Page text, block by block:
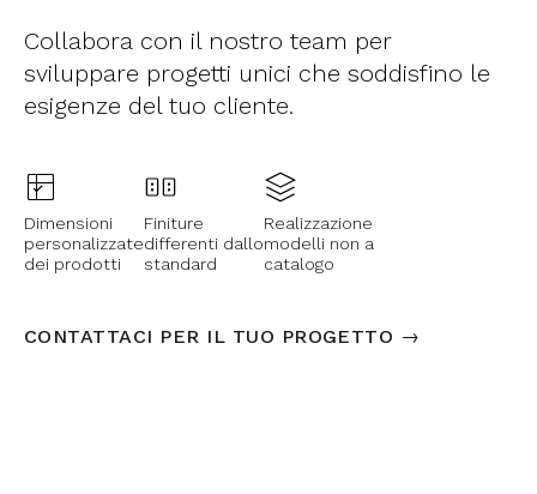
Collabora con il nostro team per
sviluppare progetti unici che soddisfino le
esigenze del tuo cliente.
Dimensioni
personalizzate
dei prodotti
Finiture
differenti dallo
standard
Realizzazione
modelli non a
catalogo
CONTATTACI PER IL TUO PROGETTO →